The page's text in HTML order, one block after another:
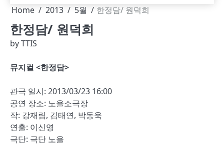
Home 2013 5월 한정담/ 원덕희
한정담/ 원덕희
byTTIS
뮤지컬 <한정담>
관극 일시: 2013/03/23 16:00
공연 장소: 노을소극장
작: 강재림, 김태연, 박동욱
연출: 이신영
극단: 극단 노을